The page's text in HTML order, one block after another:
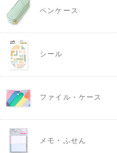
ペンケース
シール
ファイル・ケース
メモ・ふせん